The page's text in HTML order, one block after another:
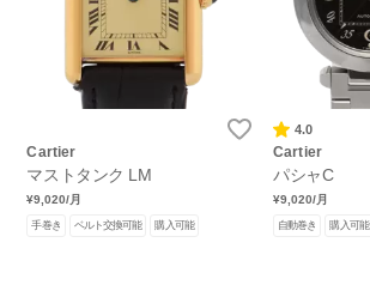
Cartier
マストタンク LM
¥9,020/月
手巻き ベルト交換可能 購入可能
4.0
Cartier
パシャC
¥9,020/月
自動巻き 購入可能